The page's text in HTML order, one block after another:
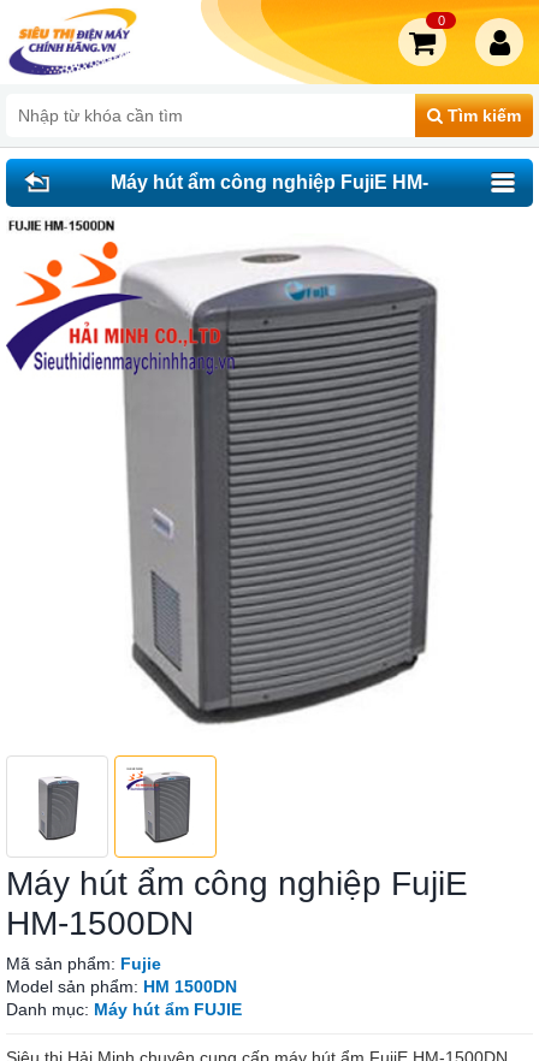
Tìm kiếm
0
Máy hút ẩm công nghiệp FujiE HM-
Máy hút ẩm công nghiệp FujiE
HM-1500DN
Mã sản phẩm: Fujie
Model sản phẩm: HM 1500DN
Danh mục: Máy hút ẩm FUJIE